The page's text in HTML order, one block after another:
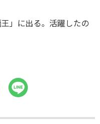
」に出る。活躍したの